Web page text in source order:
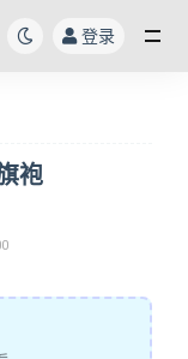
登录
袍